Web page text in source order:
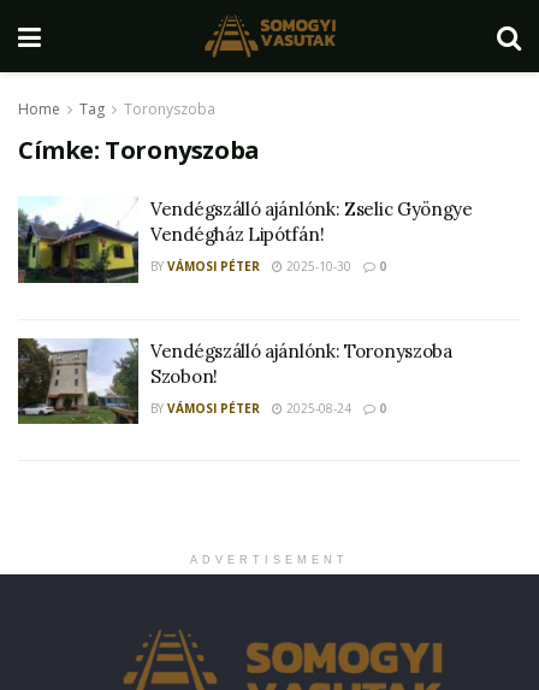
Home Tag Toronyszoba
Címke: Toronyszoba
Vendégszálló ajánlónk: Zselic Gyöngye
Vendégház Lipótfán!
BY VÁMOSI PÉTER 2025-10-30 0
Vendégszálló ajánlónk: Toronyszoba
Szobon!
BY VÁMOSI PÉTER 2025-08-24 0
ADVERTISEMENT